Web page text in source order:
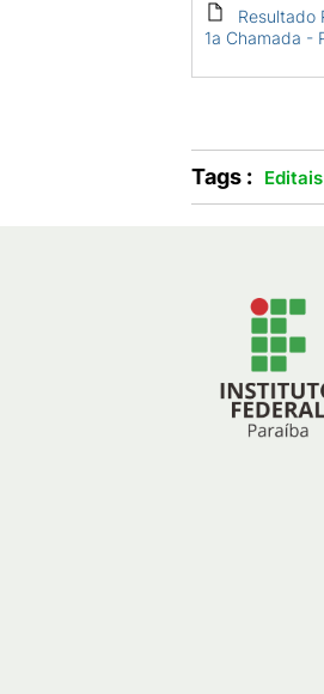
Resultado
1a Chamada -
Tags :